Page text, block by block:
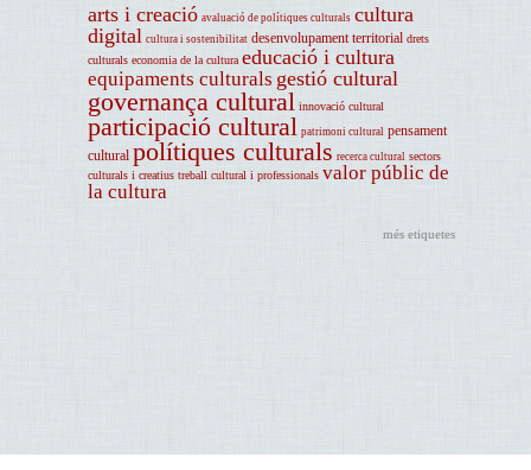
arts i creació avaluació de polítiques culturals cultura
digital cultura i sostenibilitat desenvolupament territorial drets
culturals economia de la cultura educació i cultura
equipaments culturals gestió cultural
governança cultural innovació cultural
participació cultural patrimoni cultural pensament
cultural polítiques culturals recerca cultural sectors
culturals i creatius treball cultural i professionals valor públic de
la cultura
més etiquetes